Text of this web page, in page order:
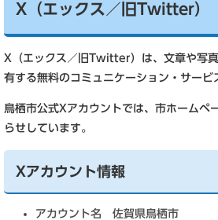
X（エックス／旧Twitter）
X（エックス／旧Twitter）は、文章や写
有する無料のコミュニケーション・サービ
鳥栖市公式Xアカウントでは、市ホームペ
らせしています。
Xアカウント情報
アカウント名 佐賀県鳥栖市